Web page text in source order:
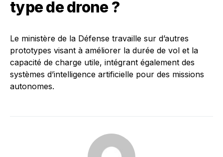
type de drone ?
Le ministère de la Défense travaille sur d’autres
prototypes visant à améliorer la durée de vol et la
capacité de charge utile, intégrant également des
systèmes d’intelligence artificielle pour des missions
autonomes.